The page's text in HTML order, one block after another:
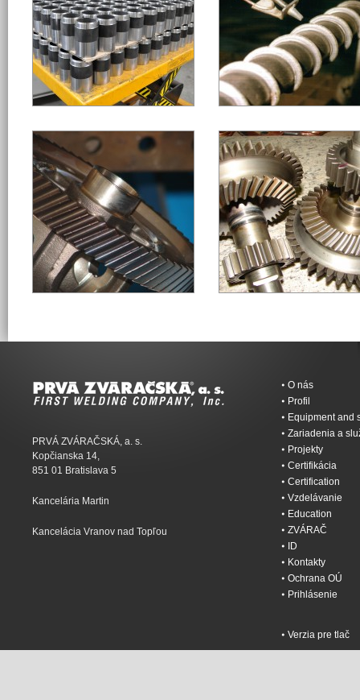
PRVÁ ZVÁRAČSKÁ, a. s.
Kopčianska 14,
851 01 Bratislava 5
Kancelária Martin
Kancelácia Vranov nad Topľou
O nás
Profil
Equipment and
Zariadenia a
Projekty
Certifikácia
Certification
Vzdelávanie
Education
ZVÁRAČ
ID
Kontakty
Ochrana OÚ
Prihlásenie
Verzia pre tlač